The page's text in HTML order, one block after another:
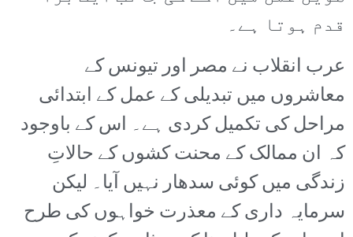
قدم ہوتا ہے۔
عرب انقلاب نے مصر اور تیونس کے
معاشروں میں تبدیلی کے عمل کے ابتدائی
مراحل کی تکمیل کردی ہے۔ اس کے باوجود
کہ ان ممالک کے محنت کشوں کے حالاتِ
زندگی میں کوئی سدھار نہیں آیا۔ لیکن
سرمایہ داری کے معذرت خواہوں کی طرح